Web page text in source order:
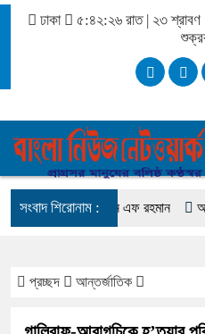
ঢাকা ৫:৪২:২৭ রাত| ২৩
সংবাদ শিরোনাম :
করেছিলেন সালমান এফ রহমান অস্ত্র-
প্রচ্ছদ আন্তর্জাতিক